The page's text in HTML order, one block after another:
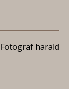
Fotograf harald